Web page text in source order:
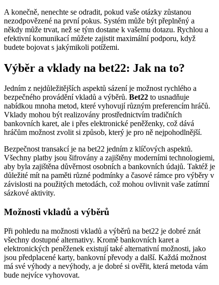
A konečně, nenechte se odradit, pokud vaše otázky zůstanou
nezodpovězené na první pokus. Systém může být přeplněný a
někdy může trvat, než se tým dostane k vašemu dotazu. Rychlou a
efektivní komunikací můžete zajistit maximální podporu, když
budete bojovat s jakýmikoli potížemi.
Výběr a vklady na bet22: Jak na to?
Jedním z nejdůležitějších aspektů sázení je možnost rychlého a
bezpečného provádění vkladů a výběrů. Bet22 to usnadňuje
nabídkou mnoha metod, které vyhovují různým preferencím hráčů.
Vklady mohou být realizovány prostřednictvím tradičních
bankovních karet, ale i přes elektronické peněženky, což dává
hráčům možnost zvolit si způsob, který je pro ně nejpohodlnější.
Bezpečnost transakcí je na bet22 jedním z klíčových aspektů.
Všechny platby jsou šifrovány a zajištěny moderními technologiemi,
aby byla zajištěna důvěrnost osobních a bankovních údajů. Taktéž je
důležité mít na paměti různé podmínky a časové rámce pro výběry v
závislosti na použitých metodách, což mohou ovlivnit vaše zatímní
sázkové aktivity.
Možnosti vkladů a výběrů
Při pohledu na možnosti vkladů a výběrů na bet22 je dobré znát
všechny dostupné alternativy. Kromě bankovních karet a
elektronických peněženek existují také alternativní možnosti, jako
jsou předplacené karty, bankovní převody a další. Každá možnost
má své výhody a nevýhody, a je dobré si ověřit, která metoda vám
bude nejvíce vyhovovat.